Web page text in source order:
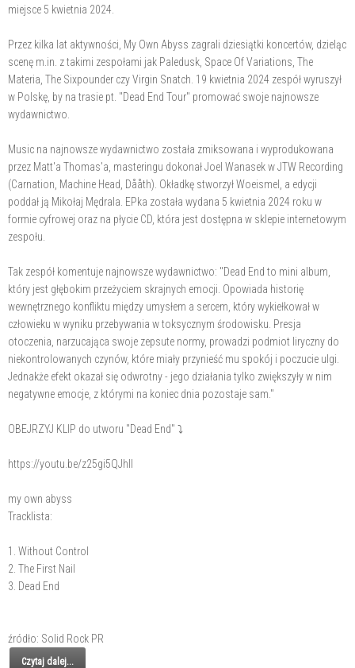
miejsce 5 kwietnia 2024.
Przez kilka lat aktywności, My Own Abyss zagrali dziesiątki koncertów, dzieląc
scenę m.in. z takimi zespołami jak Paledusk, Space Of Variations, The
Materia, The Sixpounder czy Virgin Snatch. 19 kwietnia 2024 zespół wyruszył
w Polskę, by na trasie pt. "Dead End Tour" promować swoje najnowsze
wydawnictwo.
Music na najnowsze wydawnictwo została zmiksowana i wyprodukowana
przez Matt'a Thomas'a, masteringu dokonał Joel Wanasek w JTW Recording
(Carnation, Machine Head, Dååth). Okładkę stworzył Woeismel, a edycji
poddał ją Mikołaj Mędrala. EPka została wydana 5 kwietnia 2024 roku w
formie cyfrowej oraz na płycie CD, która jest dostępna w sklepie internetowym
zespołu.
Tak zespół komentuje najnowsze wydawnictwo: "Dead End to mini album,
który jest głębokim przeżyciem skrajnych emocji. Opowiada historię
wewnętrznego konfliktu między umysłem a sercem, który wykiełkował w
człowieku w wyniku przebywania w toksycznym środowisku. Presja
otoczenia, narzucająca swoje zepsute normy, prowadzi podmiot liryczny do
niekontrolowanych czynów, które miały przynieść mu spokój i poczucie ulgi.
Jednakże efekt okazał się odwrotny - jego działania tylko zwiększyły w nim
negatywne emocje, z którymi na koniec dnia pozostaje sam."
OBEJRZYJ KLIP do utworu "Dead End" ⤵
https://youtu.be/z25gi5QJhII
my own abyss
Tracklista:
1. Without Control
2. The First Nail
3. Dead End
źródło: Solid Rock PR
Czytaj dalej...